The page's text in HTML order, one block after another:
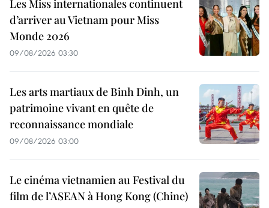
Les Miss internationales continuent
d’arriver au Vietnam pour Miss
Monde 2026
09/08/2026 03:30
Les arts martiaux de Binh Dinh, un
patrimoine vivant en quête de
reconnaissance mondiale
09/08/2026 03:00
Le cinéma vietnamien au Festival du
film de l’ASEAN à Hong Kong (Chine)